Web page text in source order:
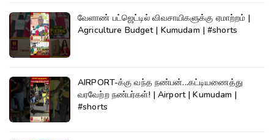
வேளாண் பட்ஜெட்டில் விவசாயிகளுக்கு ஏமாற்றம் |
Agriculture Budget | Kumudam | #shorts
AIRPORT-க்கு வந்த நண்பன்...கட்டியணைத்து
வரவேற்ற நண்பர்கள்! | Airport | Kumudam |
#shorts